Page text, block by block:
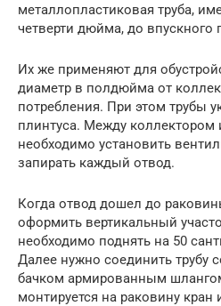
металлопластиковая труба,
четверти дюйма, до впускного
Их же применяют для
диаметр в полдюйма от
потребления. При этом трубы
плинтуса. Между коллектором
необходимо установить
запирать каждый отвод.
Когда отвод дошел до
оформить вертикальный
необходимо поднять на 50
Далее нужно соединить трубу
бачком армированным
монтируется на раковину